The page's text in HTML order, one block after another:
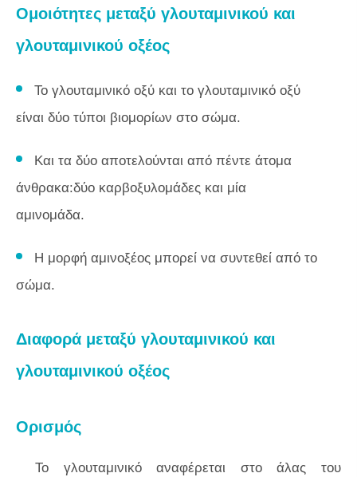
Ομοιότητες μεταξύ γλουταμινικού και
γλουταμινικού οξέος
Το γλουταμινικό οξύ και το γλουταμινικό οξύ
είναι δύο τύποι βιομορίων στο σώμα.
Και τα δύο αποτελούνται από πέντε άτομα
άνθρακα:δύο καρβοξυλομάδες και μία
αμινομάδα.
Η μορφή αμινοξέος μπορεί να συντεθεί από το
σώμα.
Διαφορά μεταξύ γλουταμινικού και
γλουταμινικού οξέος
Ορισμός
Το γλουταμινικό αναφέρεται στο άλας του